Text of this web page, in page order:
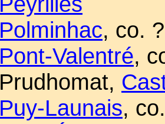
Polminhac, co. ?
Pont-Valentré,
Prudhomat,
Puy-Launais,